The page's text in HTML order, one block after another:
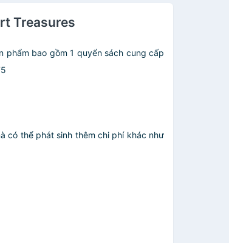
Treasures
phẩm bao gồm 1 quyển sách cung cấp
có thể phát sinh thêm chi phí khác như